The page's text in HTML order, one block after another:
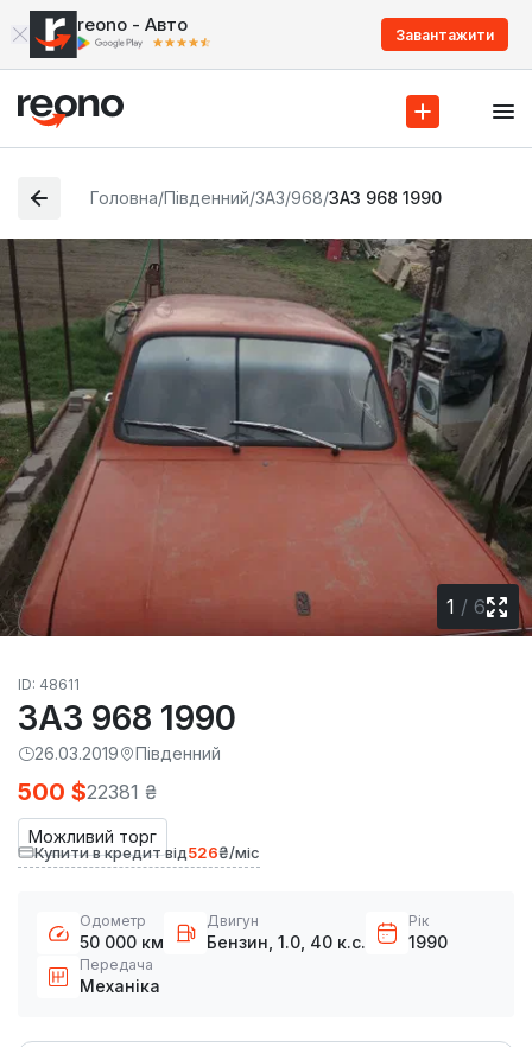
reono - Авто Завантажити
Головна/Південний/ЗАЗ/968/ЗАЗ 968 1990
1 / 6
ID: 48611
ЗАЗ 968 1990
26.03.2019 Південний
Можливий торг
500 $22381 ₴
Купити в кредит від526₴/міс
Одометр
50 000 км
Двигун
Бензин, 1.0, 40 к.с.
Рік
1990
Передача
Механіка